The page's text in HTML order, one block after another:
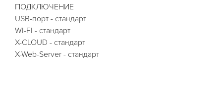
ПОДКЛЮЧЕНИЕ
USB-порт - стандарт
WI-FI - стандарт
X-CLOUD - стандарт
X-Web-Server - стандарт